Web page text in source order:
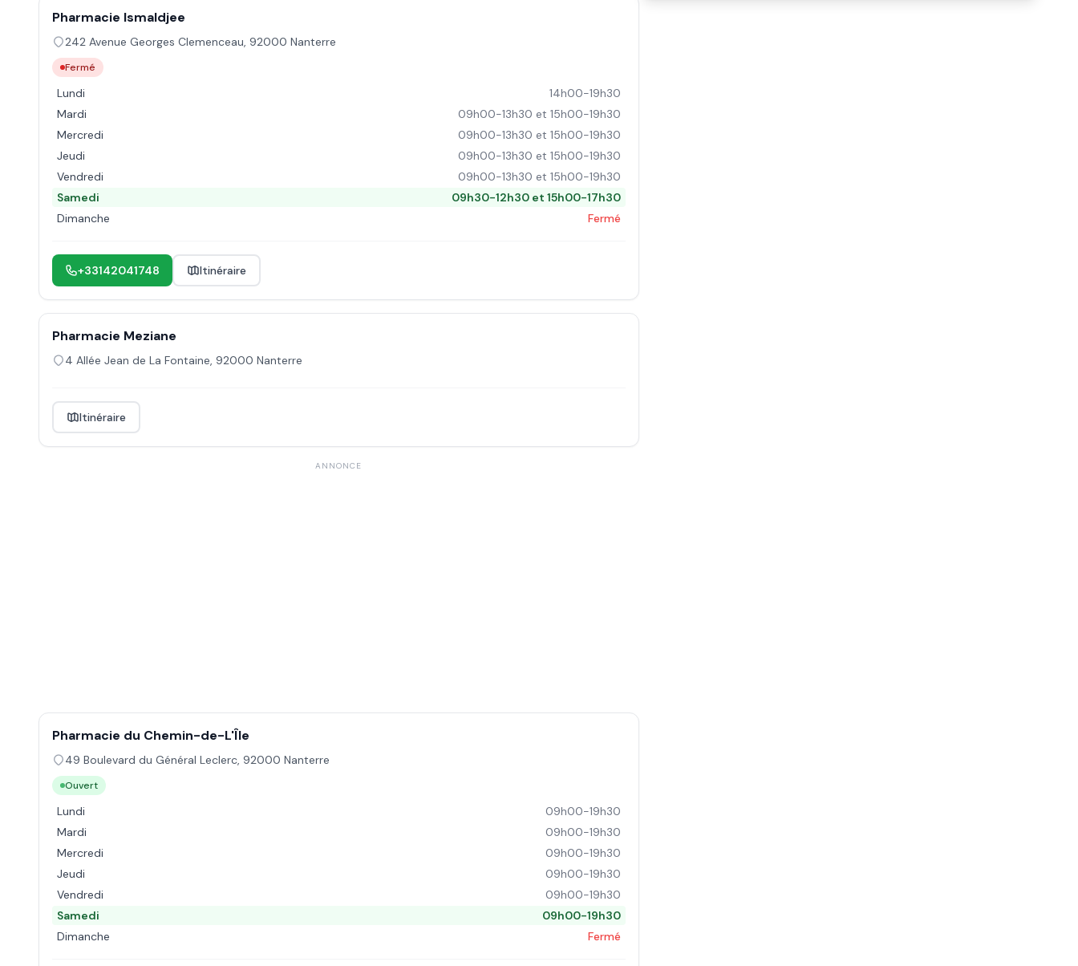
Pharmacie Ismaldjee
242 Avenue Georges Clemenceau, 92000 Nanterre
Fermé
Lundi
14h00-19h30
Mardi
09h00-13h30 et 15h00-19h30
Mercredi
09h00-13h30 et 15h00-19h30
Jeudi
09h00-13h30 et 15h00-19h30
Vendredi
09h00-13h30 et 15h00-19h30
Samedi
09h30-12h30 et 15h00-17h30
Dimanche
Fermé
+33142041748 Itinéraire
Pharmacie Meziane
4 Allée Jean de La Fontaine, 92000 Nanterre
Itinéraire
ANNONCE
Pharmacie du Chemin-de-L'Île
49 Boulevard du Général Leclerc, 92000 Nanterre
Ouvert
Lundi
09h00-19h30
Mardi
09h00-19h30
Mercredi
09h00-19h30
Jeudi
09h00-19h30
Vendredi
09h00-19h30
Samedi
09h00-19h30
Dimanche
Fermé